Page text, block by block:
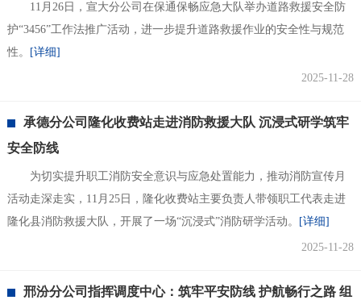
11月26日，宣大分公司在保通保畅应急大队举办道路救援安全防
护“3456”工作法推广活动，进一步提升道路救援作业的安全性与规范
性。
[详细]
2025-11-28
承德分公司隆化收费站走进消防救援大队 沉浸式研学筑牢
安全防线
为切实提升职工消防安全意识与应急处置能力，推动消防宣传月
活动走深走实，11月25日，隆化收费站主要负责人带领职工代表走进
隆化县消防救援大队，开展了一场“沉浸式”消防研学活动。
[详细]
2025-11-28
邢汾分公司指挥调度中心：筑牢平安防线 护航畅行之路 组